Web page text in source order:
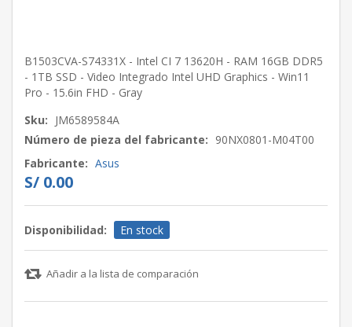
B1503CVA-S74331X - Intel CI 7 13620H - RAM 16GB DDR5
- 1TB SSD - Video Integrado Intel UHD Graphics - Win11
Pro - 15.6in FHD - Gray
Sku: JM6589584A
Número de pieza del fabricante: 90NX0801-M04T00
Fabricante: Asus
S/ 0.00
Disponibilidad: En stock
Añadir a la lista de comparación